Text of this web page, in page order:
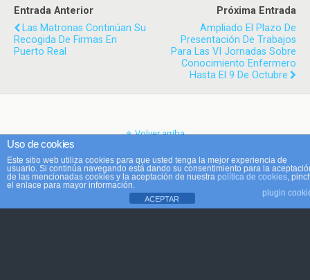
Entrada Anterior
Las Matronas Continúan Su
Recogida De Firmas En
Puerto Real
Próxima Entrada
Ampliado El Plazo De
Presentación De Trabajos
Para Las VI Jornadas Sobre
Conocimiento Enfermero
Hasta El 9 De Octubre
Volver arriba
Móvil Escritorio
Uso de cookies
Este sitio web utiliza cookies para que usted tenga la mejor experiencia de
usuario. Si continúa navegando está dando su consentimiento para la
de las mencionadas cookies y la aceptación de nuestra política de cookies ,
el enlace para mayor información.
plugin
ACEPTAR